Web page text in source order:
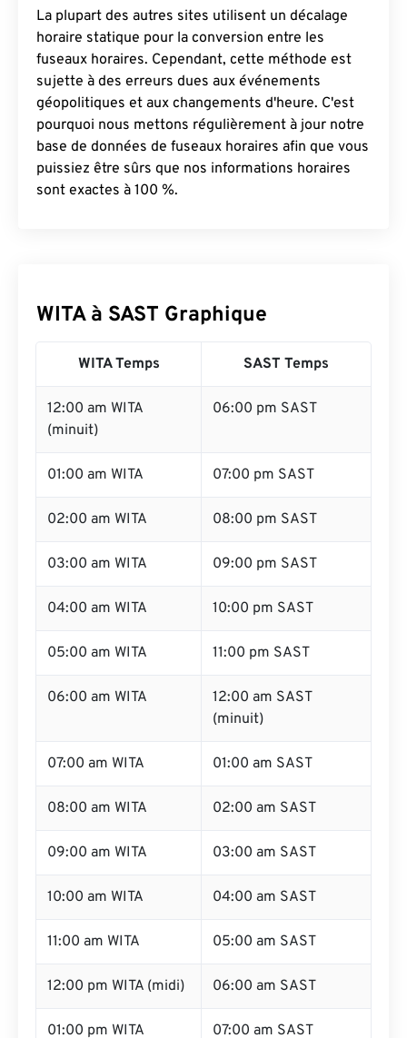
La plupart des autres sites utilisent un décalage
horaire statique pour la conversion entre les
fuseaux horaires. Cependant, cette méthode est
sujette à des erreurs dues aux événements
géopolitiques et aux changements d'heure. C'est
pourquoi nous mettons régulièrement à jour notre
base de données de fuseaux horaires afin que vous
puissiez être sûrs que nos informations horaires
sont exactes à 100 %.
WITA à SAST Graphique
WITA Temps SAST Temps
12:00 am WITA
(minuit)
06:00 pm SAST
01:00 am WITA 07:00 pm SAST
02:00 am WITA 08:00 pm SAST
03:00 am WITA 09:00 pm SAST
04:00 am WITA 10:00 pm SAST
05:00 am WITA 11:00 pm SAST
06:00 am WITA
12:00 am SAST
(minuit)
07:00 am WITA 01:00 am SAST
08:00 am WITA 02:00 am SAST
09:00 am WITA 03:00 am SAST
10:00 am WITA 04:00 am SAST
11:00 am WITA 05:00 am SAST
12:00 pm WITA (midi) 06:00 am SAST
01:00 pm WITA 07:00 am SAST